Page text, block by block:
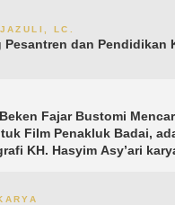
LC.
Pesantren dan Pendidikan
Fajar Bustomi
Film Penakluk Badai,
KH. Hasyim Asy’ari